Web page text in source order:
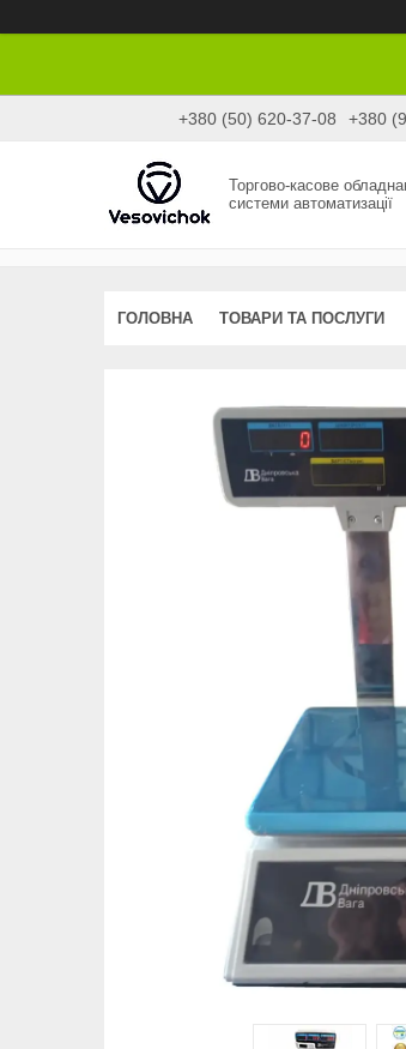
+380 (50) 620-37-08 +380
Торгово-касове
системи автоматизації
ГОЛОВНА ТОВАРИ ТА ПОСЛУГИ